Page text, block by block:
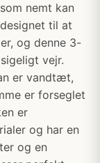
nemt kan
til at
og denne 3-
vejr.
er vandtæt,
er forseglet
er
og har en
og en